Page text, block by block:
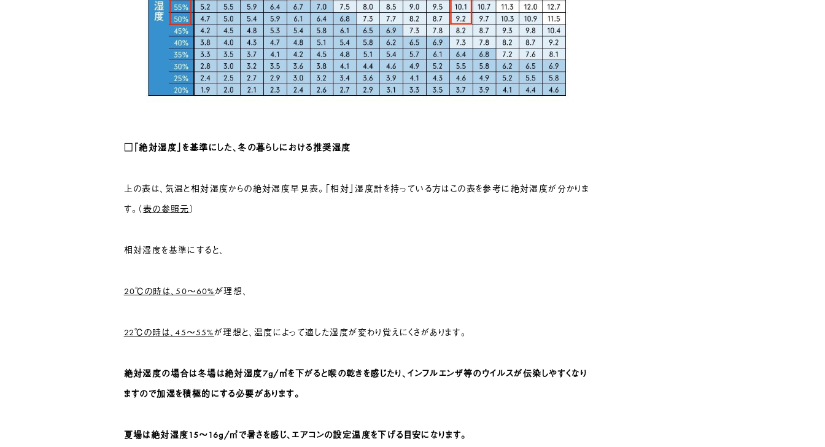
□「絶対湿度」を基準にした、冬の暮らしにおける推奨湿度
上の表は、気温と相対湿度からの絶対湿度早見表。「相対」湿度計を持っている方はこの表を参考に絶対湿度が分かりま
す。（表の参照元）
相対湿度を基準にすると、
20℃の時は、50〜60%が理想、
22℃の時は、45〜55%が理想と、温度によって適した湿度が変わり覚えにくさがあります。
絶対湿度の場合は冬場は絶対湿度7g/㎥を下がると喉の乾きを感じたり、インフルエンザ等のウイルスが伝染しやすくなり
ますので加湿を積極的にする必要があります。
夏場は絶対湿度15〜16g/㎥で暑さを感じ、エアコンの設定温度を下げる目安になります。